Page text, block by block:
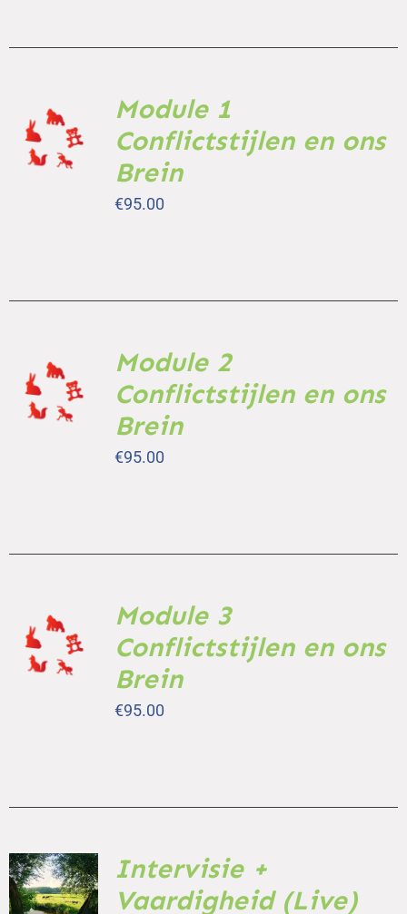
AAN
WINKELWAGEN
Module 1
Conflictstijlen en ons
Brein
€95.00
AAN
WINKELWAGEN
Module 2
Conflictstijlen en ons
Brein
€95.00
AAN
WINKELWAGEN
Module 3
Conflictstijlen en ons
Brein
€95.00
TOEVOEGEN
AAN
WINKELWAGEN
Intervisie +
Vaardigheid (Live)